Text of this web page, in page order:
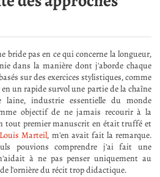
bride pas en ce qui concerne la longueur,
dans la manière dont j'aborde chaque
sur des exercices stylistiques, comme
un rapide survol une partie de la chaîne
industrie essentielle du monde
objectif de ne jamais recourir à la
tout premier manuscrit en était truffé et
Marteil, m'en avait fait la remarque.
pouvions comprendre j'ai fait une
à ne pas penser uniquement au
l'ornière du récit trop didactique.